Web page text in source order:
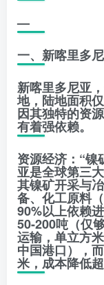
—
一、新喀里多
新喀里多尼亚
地，陆地面积
因其独特的资
有着强依赖。
资源经济：“镍
亚是全球第三
其镍矿开采与
备、化工原料
90%以上依赖
50-200吨（仅
运输，单立方
中国港口），
米，成本降低